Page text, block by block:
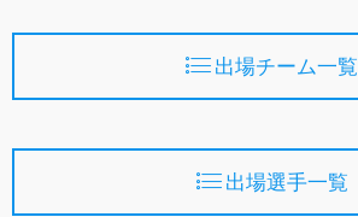
出場チーム一覧
出場選手一覧